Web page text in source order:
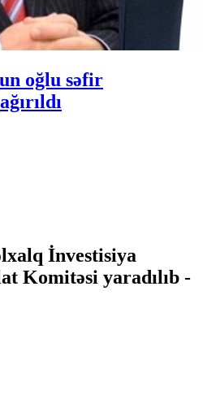
oğlu səfir
İnvestisiya
Komitəsi yaradılıb -